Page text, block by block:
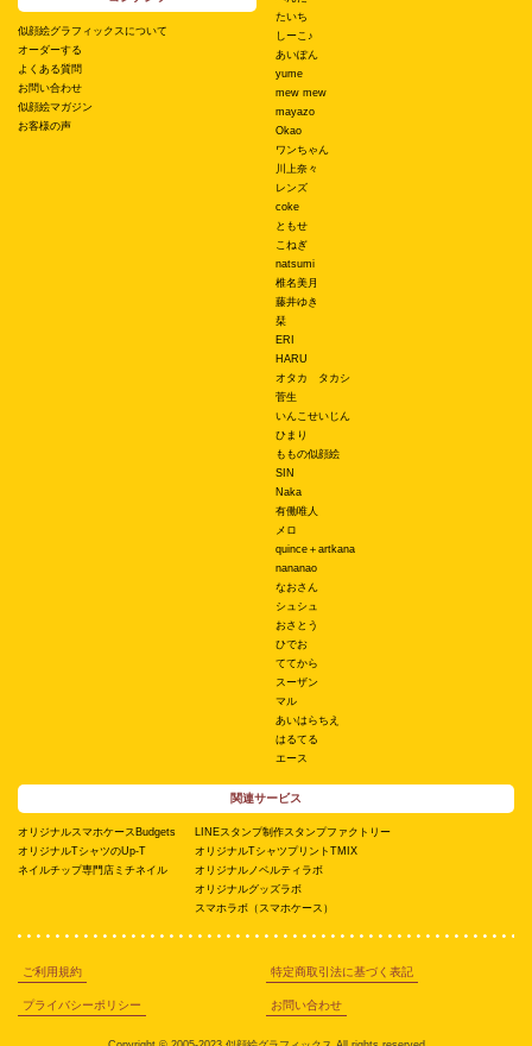
似顔絵グラフィックスについて
オーダーする
よくある質問
お問い合わせ
似顔絵マガジン
お客様の声
たいち
しーこ♪
あいぽん
yume
mew mew
mayazo
Okao
ワンちゃん
川上奈々
レンズ
coke
ともせ
こねぎ
natsumi
椎名美月
藤井ゆき
栞
ERI
HARU
オタカ タカシ
菅生
いんこせいじん
ひまり
ももの似顔絵
SIN
Naka
有働唯人
メロ
quince＋artkana
nananao
なおさん
シュシュ
おさとう
ひでお
ててから
スーザン
マル
あいはらちえ
はるてる
エース
関連サービス
オリジナルスマホケースBudgets
オリジナルTシャツのUp-T
ネイルチップ専門店ミチネイル
LINEスタンプ制作スタンプファクトリー
オリジナルTシャツプリントTMIX
オリジナルノベルティラボ
オリジナルグッズラボ
スマホラボ（スマホケース）
ご利用規約 特定商取引法に基づく表記
プライバシーポリシー お問い合わせ